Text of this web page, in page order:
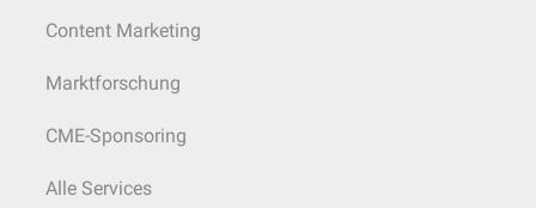
Content Marketing
Marktforschung
CME-Sponsoring
Alle Services